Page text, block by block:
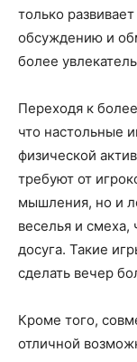
только
обсуждению и
более
Переходя к
что настольные
физической
требуют от
мышления, но и
веселья и
досуга. Такие
сделать вечер
Кроме того,
отличной